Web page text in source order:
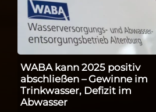
WABA kann 2025 positiv
abschließen – Gewinne im
Trinkwasser, Defizit im
Abwasser